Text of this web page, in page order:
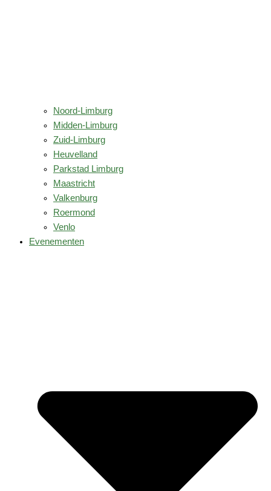
Noord-Limburg
Midden-Limburg
Zuid-Limburg
Heuvelland
Parkstad Limburg
Maastricht
Valkenburg
Roermond
Venlo
Evenementen